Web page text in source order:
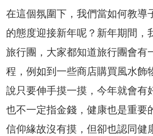
在這個氛圍下，我們當如何教導
的態度迎接新年呢？新年期間，
旅行團，大家都知道旅行團會有
程，例如到一些商店購買風水飾
說只要伸手摸一摸，今年就會有
也不一定指金錢，健康也是重要
信仰緣故沒有摸，但卻也認同健